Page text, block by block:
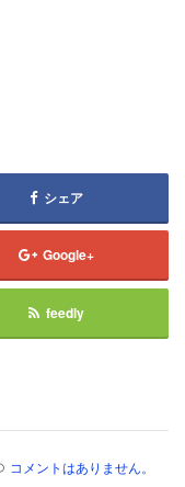
シェア
Google+
feedly
コメントはありません。